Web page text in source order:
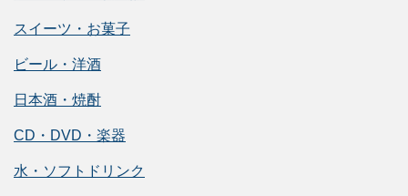
スイーツ・お菓子
ビール・洋酒
日本酒・焼酎
CD・DVD・楽器
水・ソフトドリンク